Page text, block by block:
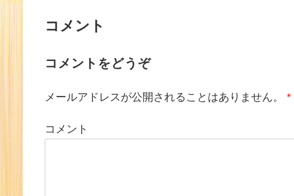
コメント
コメントをどうぞ
メールアドレスが公開されることはありません。 *
コメント